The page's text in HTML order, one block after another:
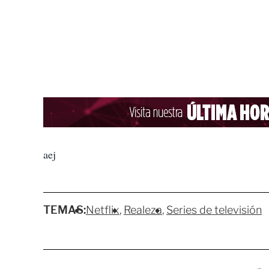
aej
TEMAS:Netflix Realeza Series de televisión